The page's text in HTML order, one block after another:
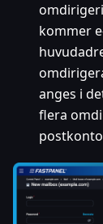
kommer
anges i
flera